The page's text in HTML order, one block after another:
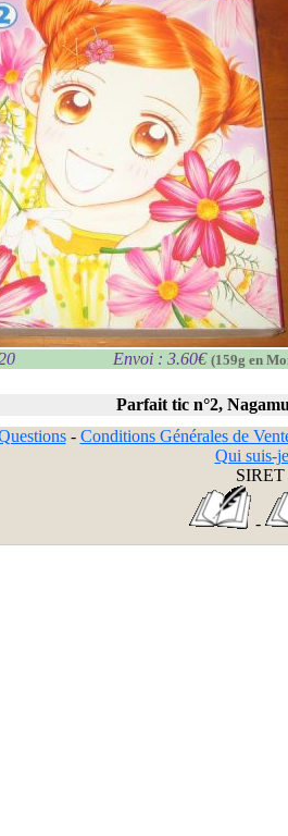
Envoi : 3.60€ (159g en
Parfait tic n°2,
- Conditions Générales de
Qui suis-
SIRET
-